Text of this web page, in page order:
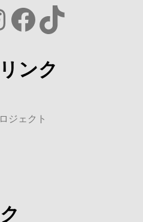
Facebook
TikTok
ンク
ジェクト